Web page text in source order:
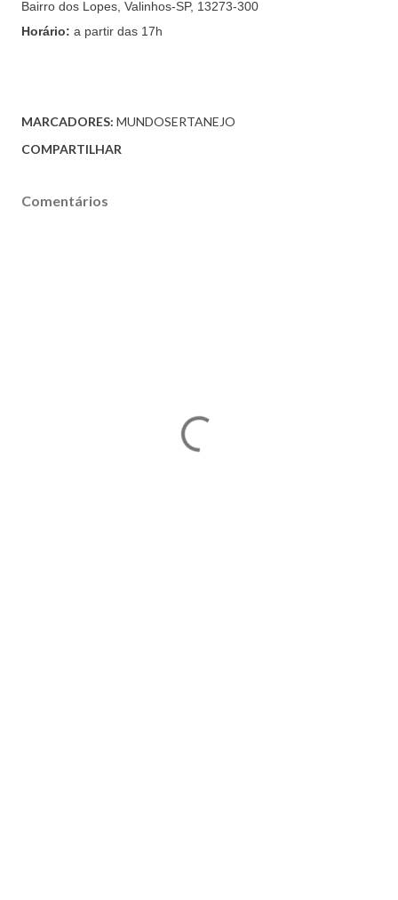
Bairro dos Lopes, Valinhos-SP, 13273-300
Horário: a partir das 17h
MARCADORES: MUNDOSERTANEJO
COMPARTILHAR
Comentários